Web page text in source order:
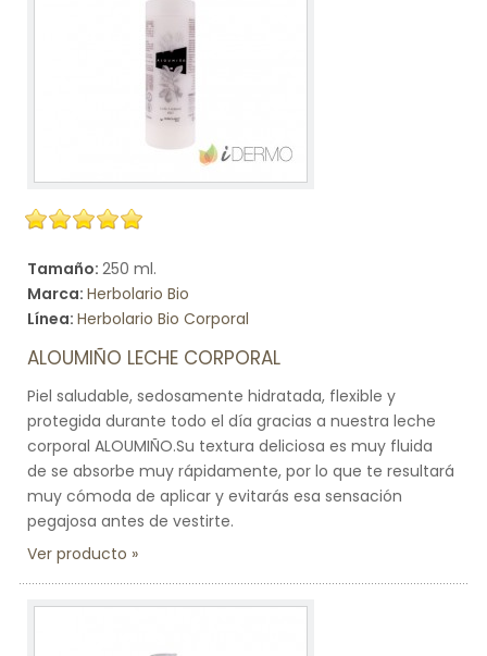
Tamaño: 250 ml.
Marca: Herbolario Bio
Línea: Herbolario Bio Corporal
ALOUMIÑO LECHE CORPORAL
Piel saludable, sedosamente hidratada, flexible y
protegida durante todo el día gracias a nuestra leche
corporal ALOUMIÑO.Su textura deliciosa es muy fluida
de se absorbe muy rápidamente, por lo que te resultará
muy cómoda de aplicar y evitarás esa sensación
pegajosa antes de vestirte.
Ver producto